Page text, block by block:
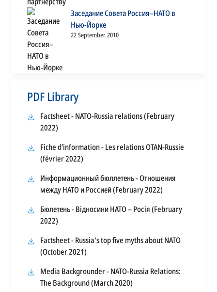
Заседание Совета Россия–НАТО в
Нью-Йорке
22 September 2010
PDF Library
Factsheet - NATO-Russia relations (February
2022)
a
new
Fiche d’information - Les relations OTAN-Russie
(février 2022)
a
new
Информационный бюллетень - Отношения
между НАТО и Россией (February 2022)
a
tab
Бюлетень - Відносини НАТО – Росія (February
2022)
a
new
tab
Factsheet - Russia's top five myths about NATO
(October 2021)
a
new
Media Backgrounder - NATO-Russia Relations:
The Background (March 2020)